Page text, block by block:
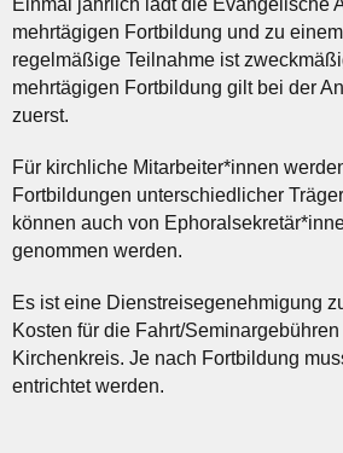
Einmal jährlich lädt die Evangelische
mehrtägigen Fortbildung und zu
regelmäßige Teilnahme ist
mehrtägigen Fortbildung gilt bei der
zuerst.
Für kirchliche Mitarbeiter*innen
Fortbildungen unterschiedlicher
können auch von
genommen werden.
Es ist eine Dienstreisegenehmigung
Kosten für die Fahrt/
Kirchenkreis. Je nach Fortbildung
entrichtet werden.